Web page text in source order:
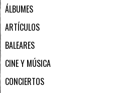
ÁLBUMES
ARTÍCULOS
BALEARES
CINE Y MÚSICA
CONCIERTOS